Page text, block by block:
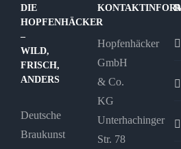
DIE
HOPFENHÄCKER
–
WILD,
FRISCH,
ANDERS
Deutsche
Braukunst
Hopfenhäcker
GmbH
& Co.
KG
Unterhachinger
Str. 78